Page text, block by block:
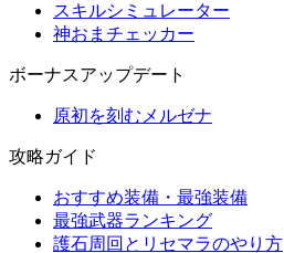
スキルシミュレーター
神おまチェッカー
ボーナスアップデート
原初を刻むメルゼナ
攻略ガイド
おすすめ装備・最強装備
最強武器ランキング
護石周回とリセマラのやり方